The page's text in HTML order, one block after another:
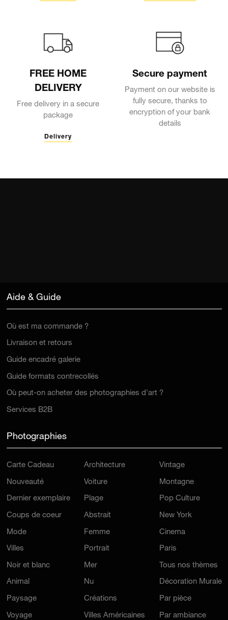
FREE HOME
DELIVERY
Free delivery in a secure
package
Delivery
Secure payment
Payment on our website is
fully secure, thanks to
encryption of your bank
details
Aide & Guide
Où est ma commande ?
Livraison et retours
Guide encadré galerie
Guide formats contrecollés
Où peut-on acheter des photographies d'art ?
Services B2B
Photographies
Carte Cadeau
Nouveauté
Dernier exemplaire
Coups de coeur
Mode
Villes
Noir et blanc
Animal
Paysage
Voyage
Architecture
Voiture
Plage
Abstrait
Femme
Portrait
Mer
Nu
Créations
Villes Américaines
Vintage
Montagne
Pop Culture
New York
Cinema
Paris
Tous nos thèmes
Décoration Murale
Par pièce
Par ambiance